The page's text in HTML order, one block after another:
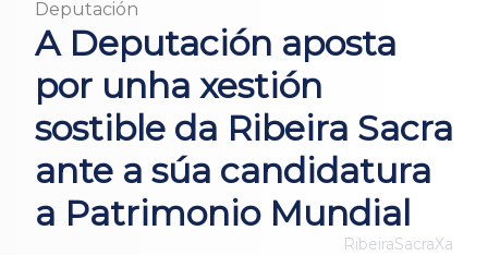
Deputación
A Deputación aposta
por unha xestión
sostible da Ribeira Sacra
ante a súa candidatura
a Patrimonio Mundial
RibeiraSacraXa